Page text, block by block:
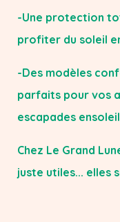
-​Une protection
profiter du soleil
-​Des modèles
parfaits pour vos
escapades
Chez Le Grand
juste utiles... elles